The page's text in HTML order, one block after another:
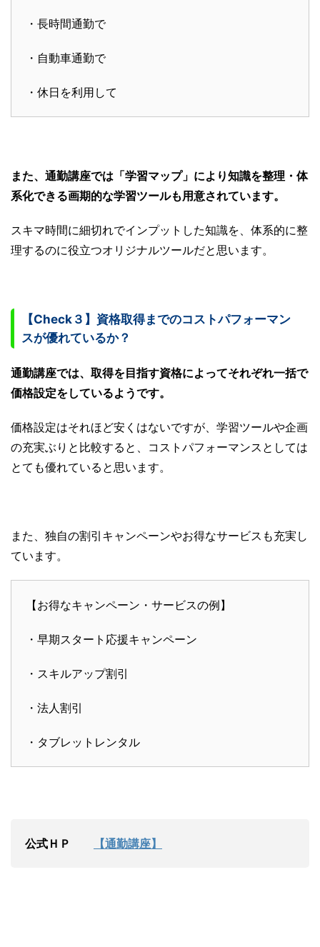
・長時間通勤で
・自動車通勤で
・休日を利用して
また、通勤講座では「学習マップ」により知識を整理・体
系化できる画期的な学習ツールも用意されています。
スキマ時間に細切れでインプットした知識を、体系的に整
理するのに役立つオリジナルツールだと思います。
【Check３】資格取得までのコストパフォーマン
スが優れているか？
通勤講座では、取得を目指す資格によってそれぞれ一括で
価格設定をしているようです。
価格設定はそれほど安くはないですが、学習ツールや企画
の充実ぶりと比較すると、コストパフォーマンスとしては
とても優れていると思います。
また、独自の割引キャンペーンやお得なサービスも充実し
ています。
【お得なキャンペーン・サービスの例】
・早期スタート応援キャンペーン
・スキルアップ割引
・法人割引
・タブレットレンタル
公式ＨＰ 【通勤講座】